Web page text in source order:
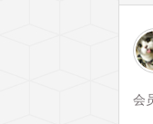
会